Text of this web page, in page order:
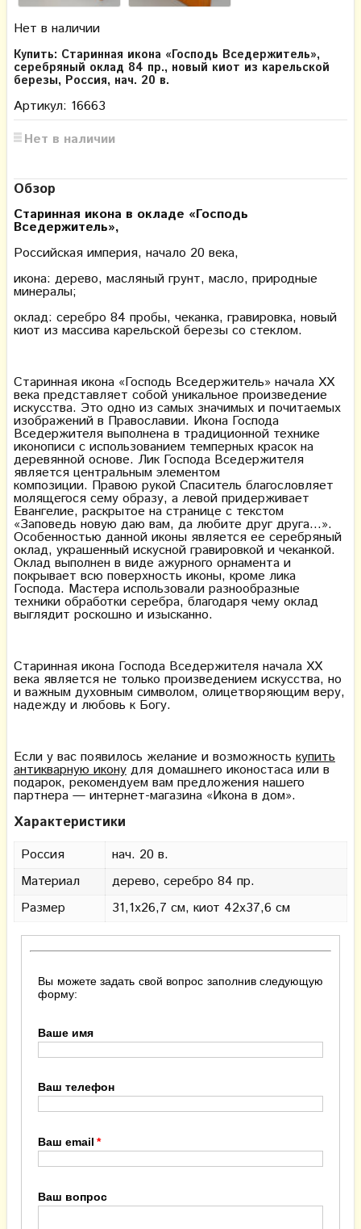
Нет в наличии
Купить: Старинная икона «Господь Вседержитель»,
серебряный оклад 84 пр., новый киот из карельской
березы, Россия, нач. 20 в.
Артикул: 16663
Нет в наличии
Обзор
Старинная икона в окладе «Господь
Вседержитель»,
Российская империя, начало 20 века,
икона: дерево, масляный грунт, масло, природные
минералы;
оклад: серебро 84 пробы, чеканка, гравировка, новый
киот из массива карельской березы со стеклом.
Старинная икона «Господь Вседержитель» начала XX
века представляет собой уникальное произведение
искусства. Это одно из самых значимых и почитаемых
изображений в Православии. Икона Господа
Вседержителя выполнена в традиционной технике
иконописи с использованием темперных красок на
деревянной основе. Лик Господа Вседержителя
является центральным элементом
композиции. Правою рукой Спаситель благословляет
молящегося сему образу, а левой придерживает
Евангелие, раскрытое на странице с текстом
«Заповедь новую даю вам, да любите друг друга…».
Особенностью данной иконы является ее серебряный
оклад, украшенный искусной гравировкой и чеканкой.
Оклад выполнен в виде ажурного орнамента и
покрывает всю поверхность иконы, кроме лика
Господа. Мастера использовали разнообразные
техники обработки серебра, благодаря чему оклад
выглядит роскошно и изысканно.
Старинная икона Господа Вседержителя начала XX
века является не только произведением искусства, но
и важным духовным символом, олицетворяющим веру,
надежду и любовь к Богу.
Если у вас появилось желание и возможность купить
антикварную икону для домашнего иконостаса или в
подарок, рекомендуем вам предложения нашего
партнера — интернет-магазина «Икона в дом».
Характеристики
Россия
нач. 20 в.
Материал
дерево, серебро 84 пр.
Размер
31,1х26,7 см, киот 42х37,6 см
Вы можете задать свой вопрос заполнив следующую
форму:
Ваше имя
Ваш телефон
Ваш email
Ваш вопрос